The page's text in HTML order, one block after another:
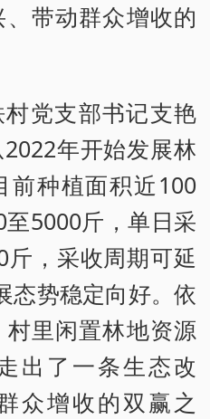
带动群众增收的
党支部书记支艳
年开始发展林
前种植面积近100
5000斤，单日采
，采收周期可延
态势稳定向好。依
里闲置林地资源
出了一条生态改
众增收的双赢之